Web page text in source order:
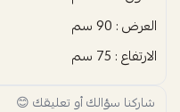
العرض : 90 سم
الارتفاع : 75 سم